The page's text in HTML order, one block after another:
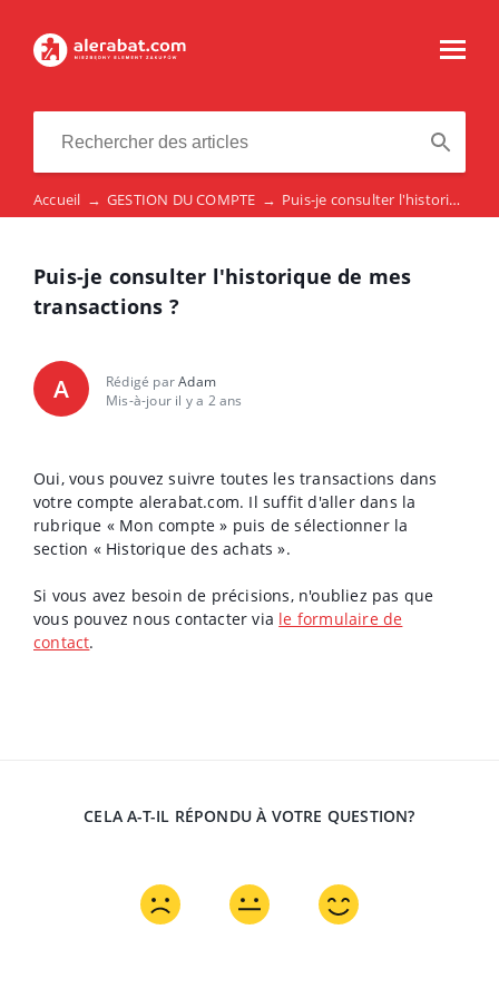
Accueil → GESTION DU COMPTE → Puis-je consulter l'historique de mes transactions ?
Puis-je consulter l'historique de mes
transactions ?
A Rédigé parAdam
Mis-à-jour il y a 2 ans
Oui, vous pouvez suivre toutes les transactions dans
votre compte alerabat.com. Il suffit d'aller dans la
rubrique « Mon compte » puis de sélectionner la
section « Historique des achats ».
Si vous avez besoin de précisions, n'oubliez pas que
vous pouvez nous contacter via le formulaire de
contact.
CELA A-T-IL RÉPONDU À VOTRE QUESTION?